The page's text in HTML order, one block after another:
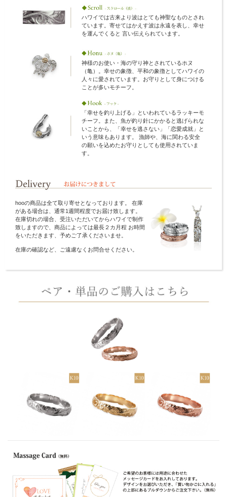
ハワイでは古来より波はとても神聖なものとされ
ています。寄せてはかえす波は永遠を表し、幸せ
を運んでくると 言い伝えられています。
神様のお使い・海の守り神とされているホヌ
（亀）。幸せの象徴、平和の象徴としてハワイの
人々に愛されています。お守りとして身につける
ことが多いモチーフ。
「幸せを釣り上げる」といわれているラッキーモ
チーフ。また、魚が釣り針にかかると逃げられな
いことから、「幸せを逃さない」「恋愛成就」と
いう意味もあります。 漁師や、海に関わる安全
の願いを込めたお守りとしても使用されていま
す。
hooの商品は全て取り寄せとなっております。 在庫
がある場合は、通常1週間程度でお届け致します。
在庫切れの場合、受注いただいてからハワイで制作
致しますので、商品によっては最長２カ月程 お時間
をいただきます、予めご了承くださいませ。
在庫の確認など、ご遠慮なくお問合せください。